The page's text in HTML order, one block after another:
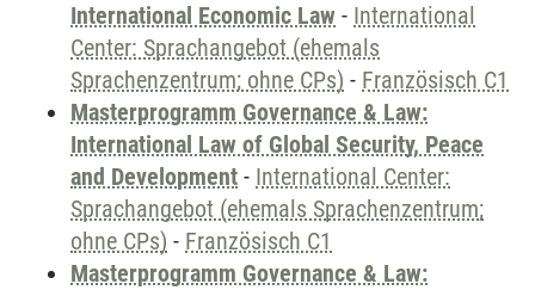
International Economic Law - International
Center: Sprachangebot (ehemals
Sprachenzentrum; ohne CPs) - Französisch C1
Masterprogramm Governance & Law:
International Law of Global Security, Peace
and Development - International Center:
Sprachangebot (ehemals Sprachenzentrum;
ohne CPs) - Französisch C1
Masterprogramm Governance & Law: